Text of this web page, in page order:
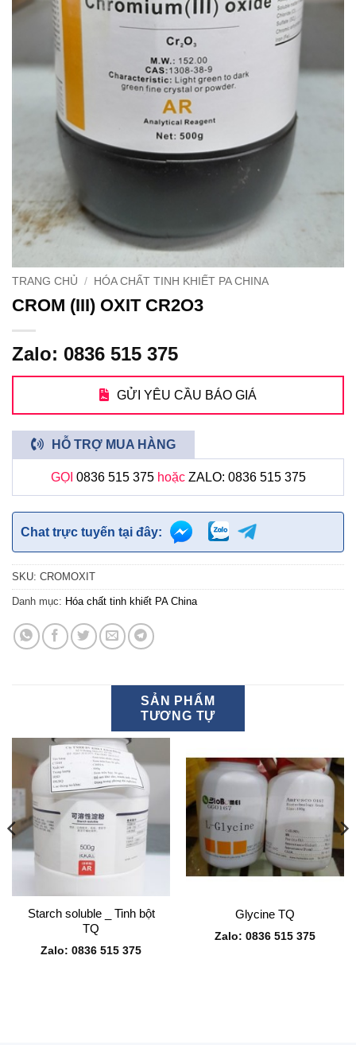
TRANG CHỦ / HÓA CHẤT TINH KHIẾT PA CHINA
CROM (III) OXIT CR2O3
Zalo: 0836 515 375
GỬI YÊU CẦU BÁO GIÁ
HỖ TRỢ MUA HÀNG
GỌI 0836 515 375hoặc ZALO: 0836 515 375
Chat trực tuyến tại đây:
SKU: CROMOXIT
Danh mục: Hóa chất tinh khiết PA China
SẢN PHẨM
TƯƠNG TỰ
Starch soluble _ Tinh bột
TQ
Zalo: 0836 515 375
Glycine TQ
Zalo: 0836 515 375